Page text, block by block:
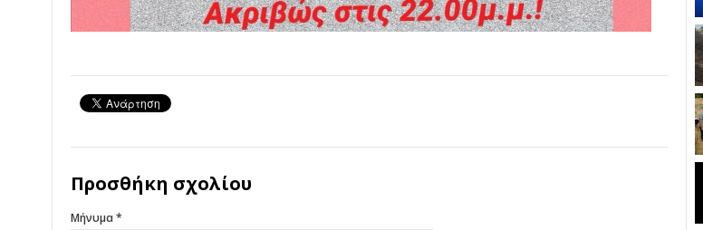
Προσθήκη σχολίου
Μήνυμα *